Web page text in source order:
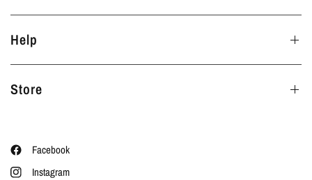
Help
Store
Facebook
Instagram